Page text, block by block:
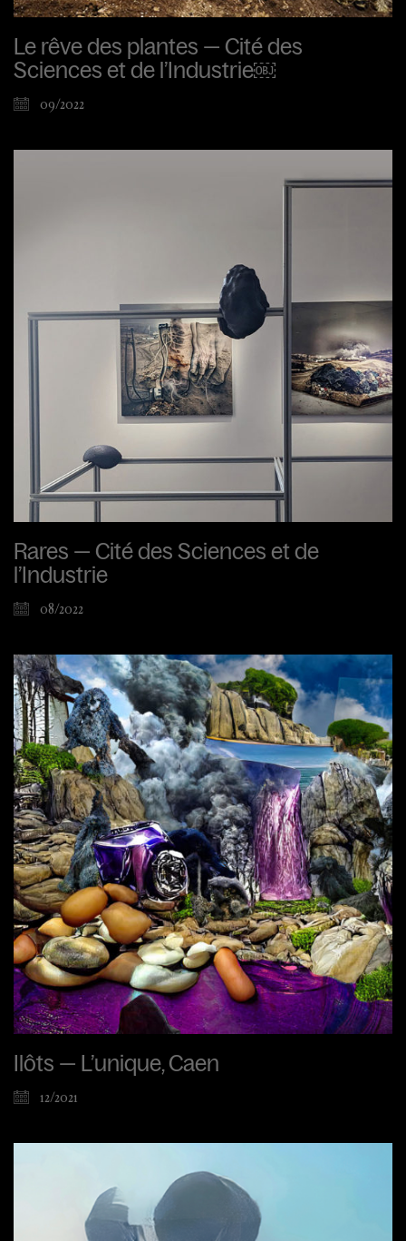
Le rêve des plantes — Cité des
Sciences et de l’Industrie￼
09/2022
Rares — Cité des Sciences et de
l’Industrie
08/2022
Ilôts — L’unique, Caen
12/2021